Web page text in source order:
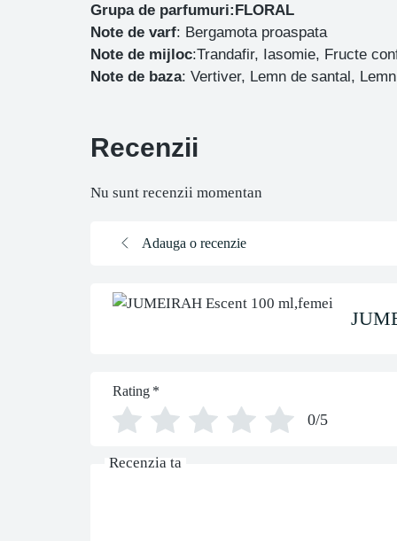
Grupa de parfumuri:FLORAL
Note de varf: Bergamota proaspata
Note de mijloc:Trandafir, Iasomie, Fructe
Note de baza: Vertiver, Lemn de santal,
Recenzii
Nu sunt recenzii momentan
Adauga o recenzie
Rating *
0/5
Recenzia ta